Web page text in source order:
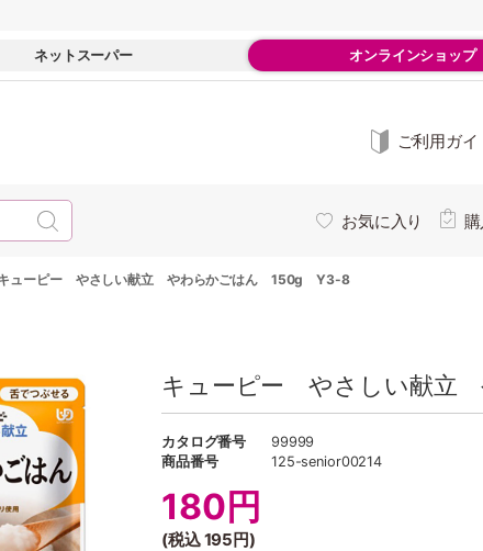
ネットスーパー オンラインショップ
ご利用ガイ
お気に入り
ューピー やさしい献立 やわらかごはん 150g Y3-8
キューピー やさしい献
カタログ番号
99999
商品番号
125-senior00214
180円
(税込195円)